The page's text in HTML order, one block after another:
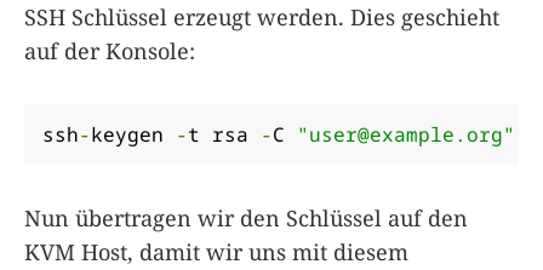
SSH Schlüssel erzeugt werden. Dies geschieht
auf der Konsole:
ssh-keygen -t rsa -C "user@example.org"
Nun übertragen wir den Schlüssel auf den
KVM Host, damit wir uns mit diesem